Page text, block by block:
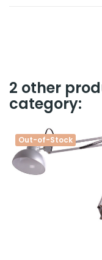
2 other
category:
Out-of-Stock